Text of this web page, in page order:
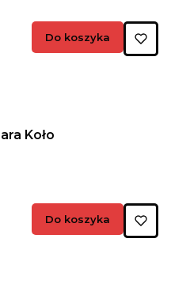
Do koszyka
Koło
Do koszyka